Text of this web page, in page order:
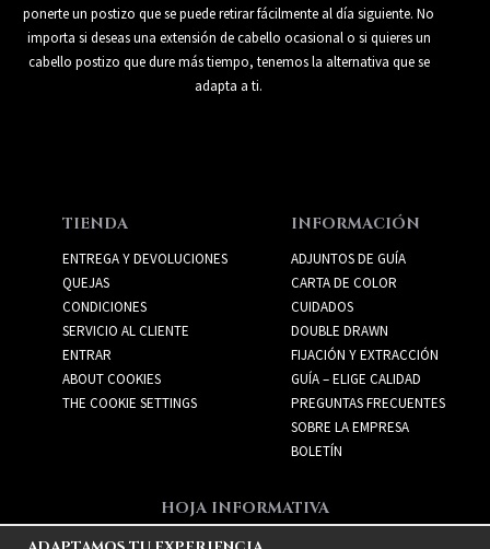
ponerte un postizo que se puede retirar fácilmente al día siguiente. No
importa si deseas una extensión de cabello ocasional o si quieres un
cabello postizo que dure más tiempo, tenemos la alternativa que se
adapta a ti.
TIENDA
ENTREGA Y DEVOLUCIONES
QUEJAS
CONDICIONES
SERVICIO AL CLIENTE
ENTRAR
ABOUT COOKIES
THE COOKIE SETTINGS
INFORMACIÓN
ADJUNTOS DE GUÍA
CARTA DE COLOR
CUIDADOS
DOUBLE DRAWN
FIJACIÓN Y EXTRACCIÓN
GUÍA – ELIGE CALIDAD
PREGUNTAS FRECUENTES
SOBRE LA EMPRESA
BOLETÍN
HOJA INFORMATIVA
Recibe las mejores ofertas